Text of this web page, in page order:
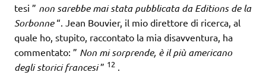
tesi ” non sarebbe mai stata pubblicata da Editions de la
Sorbonne“. Jean Bouvier, il mio direttore di ricerca, al
quale ho, stupito, raccontato la mia disavventura, ha
commentato: ” Non mi sorprende, è il più americano
degli storici francesi” 12 .